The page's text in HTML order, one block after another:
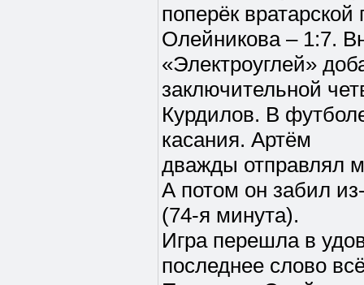
поперёк
Олейникова – 1:7.
«Электроуглей»
заключительной
Курдилов. В
касания. Артём
дважды отправлял
А потом он забил
(74-я минута).
Игра перешла в
последнее слово